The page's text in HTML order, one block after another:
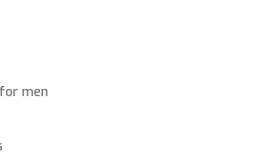
men